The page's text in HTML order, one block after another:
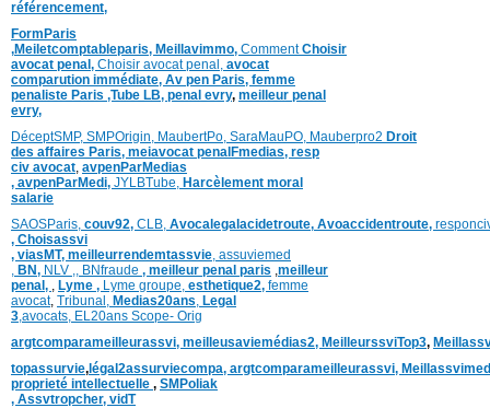
référencement,
FormParis
,Meiletcomptableparis, Meillavimmo, CommentChoisir
avocat penal, Choisir avocat penal, avocat
comparution immédiate, Av pen Paris, femme
penaliste Paris ,Tube LB, penal evry, meilleur penal
evry,
DéceptSMP, SMPOrigin, MaubertPo, SaraMauPO, Mauberpro2 Droit
des affaires Paris, meiavocat penalFmedias, resp
civ avocat, avpenParMedias
, avpenParMedi, JYLBTube, Harcèlement moral
salarie
SAOSParis, couv92, CLB, Avocalegalacidetroute, Avoaccidentroute,
, Choisassvi
, viasMT, meilleurrendemtassvie, assuviemed
, BN, NLV ,, BNfraude , meilleur penal paris ,meilleur
penal, , Lyme , Lyme groupe, esthetique2, femme
avocat, Tribunal, Medias20ans, Legal
3,avocats, EL20ans Scope- Orig
argtcomparameilleurassvi, meilleusaviemédias2, MeilleurssviTop3,
topassurvie, légal2assurviecompa, argtcomparameilleurassvi,
proprieté intellectuelle , SMPoliak
, Assvtropcher, vidT